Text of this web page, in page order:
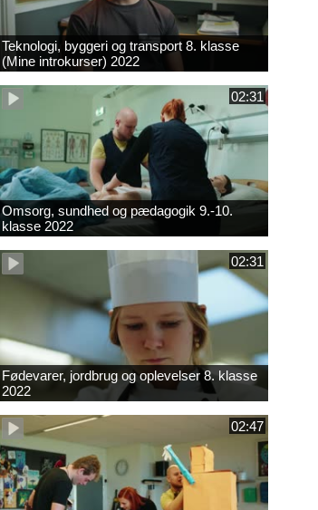
Teknologi, byggeri og transport 8. klasse
(Mine introkurser) 2022
02:31
Omsorg, sundhed og pædagogik 9.-10.
klasse 2022
02:31
Fødevarer, jordbrug og oplevelser 8. klasse
2022
02:47